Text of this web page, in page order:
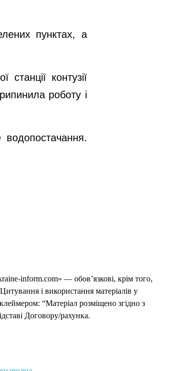
пунктах, а
контузії
роботу і
водопостачання.
inform.com» — обов’язкові, крім того,
і використання матеріалів у
“Матеріал розміщено згідно з
Договору/рахунка.